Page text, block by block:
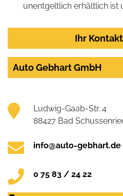
unentgeltlich erhältlich ist
Ihr
Auto Gebhart GmbH
Ludwig-Gaab-Str. 4
88427 Bad
info@auto-gebhart.de
0 75 83 / 24 22